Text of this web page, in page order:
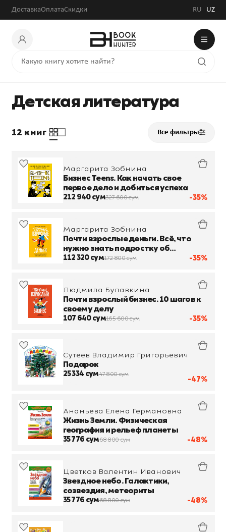
ДоставкаОплатаСкидки RU UZ
Детская литература
12 книг Все фильтры
-35%
Маргарита Зобнина
Бизнес Teens. Как начать свое
первое дело и добиться успеха
212 940 сум327 600 сум
-35%
Маргарита Зобнина
Почти взрослые деньги. Всё, что
нужно знать подростку об
экономике и финансах, чтобы
112 320 сум172 800 сум
-35%
Людмила Булавкина
Почти взрослый бизнес. 10 шагов к
своему делу
107 640 сум165 600 сум
-47%
Сутеев Владимир Григорьевич
Подарок
25 334 сум47 800 сум
-48%
Ананьева Елена Германовна
Жизнь Земли. Физическая
география и рельеф планеты
35 776 сум68 800 сум
-48%
Цветков Валентин Иванович
Звездное небо. Галактики,
созвездия, метеориты
35 776 сум68 800 сум